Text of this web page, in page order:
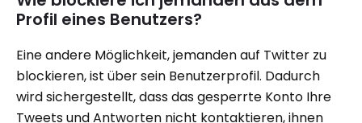
Profil eines Benutzers?
Eine andere Möglichkeit, jemanden auf Twitter zu
blockieren, ist über sein Benutzerprofil. Dadurch
wird sichergestellt, dass das gesperrte Konto Ihre
Tweets und Antworten nicht kontaktieren, ihnen